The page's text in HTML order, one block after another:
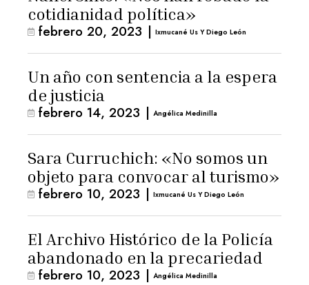
cotidianidad política»
febrero 20, 2023 | Ixmucané Us Y Diego León
Un año con sentencia a la espera
de justicia
febrero 14, 2023 | Angélica Medinilla
Sara Curruchich: «No somos un
objeto para convocar al turismo»
febrero 10, 2023 | Ixmucané Us Y Diego León
El Archivo Histórico de la Policía
abandonado en la precariedad
febrero 10, 2023 | Angélica Medinilla